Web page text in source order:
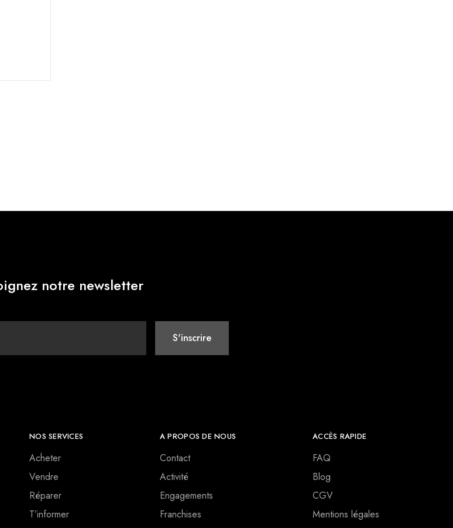
notre newsletter
NOS SERVICES
Acheter
Vendre
Réparer
T’informer
A PROPOS DE NOUS
Contact
Activité
Engagements
Franchises
ACCÈS RAPIDE
FAQ
Blog
CGV
Mentions légales